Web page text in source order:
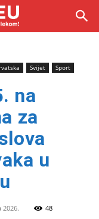
Svijet Sport
na
za
u
2026. 48